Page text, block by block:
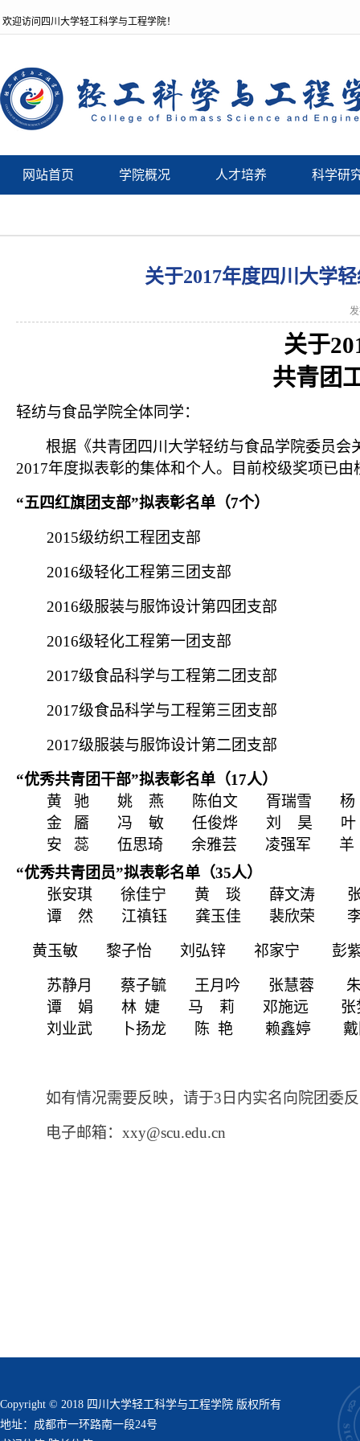
欢迎访问四川大学轻工科学与工程学院！
网站首页 学院概况 人才培养 科学研
关于2017年度四川大学
关于
共青团
轻纺与食品学院全体同学：
根据《共青团四川大学轻纺与食品学院委员会
2017年度拟表彰的集体和个人。目前校级奖项已
“五四红旗团支部”拟表彰名单（7个）
2015级纺织工程团支部
2016级轻化工程第三团支部
2016级服装与服饰设计第四团支部
2016级轻化工程第一团支部
2017级食品科学与工程第二团支部
2017级食品科学与工程第三团支部
2017级服装与服饰设计第二团支部
“优秀共青团干部”拟表彰名单（17人）
黄
驰 姚 燕 陈伯文 胥瑞雪
杨
金
靥 冯 敏 任俊烨 刘 昊
叶
安
蕊 伍思琦 余雅芸 凌强军
羊
“优秀共青团员”拟表彰名单（35人）
张安琪
徐佳宁 黄 琰 薛文涛
谭
然 江禛钰 龚玉佳 裴欣荣
黄玉敏 黎子怡 刘弘锌 祁家宁 彭
苏静月 蔡子毓 王月吟 张慧蓉
谭
娟 林 婕 马 莉 邓施远
张
刘业武
卜扬龙 陈 艳 赖鑫婷
如有情况需要反映，请于3 日内实名向院团委
电子邮箱： xxy@scu.edu.cn
Copyright © 2018 四川大学轻工科学与工程学院 版权所有
地址：成都市一环路南一段24号